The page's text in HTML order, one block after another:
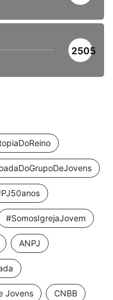
2505
#SomosIgrejaJovem
ANPJ
Jovens CNBB